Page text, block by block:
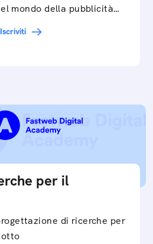
mondo della pubblicità
Iscriviti
per il
di ricerche per